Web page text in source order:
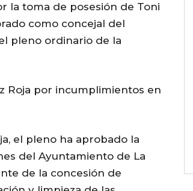
la toma de posesión de Toni
como concejal del
pleno ordinario de la
Roja por incumplimientos en
el pleno ha aprobado la
del Ayuntamiento de La
de la concesión de